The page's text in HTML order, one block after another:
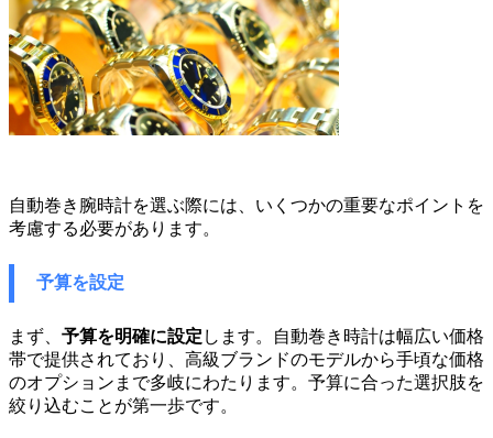
自動巻き腕時計を選ぶ際には、いくつかの重要なポイントを
考慮する必要があります。
予算を設定
まず、 予算を明確に設定 します。自動巻き時計は幅広い価格
帯で提供されており、高級ブランドのモデルから手頃な価格
のオプションまで多岐にわたります。予算に合った選択肢を
絞り込むことが第一歩です。